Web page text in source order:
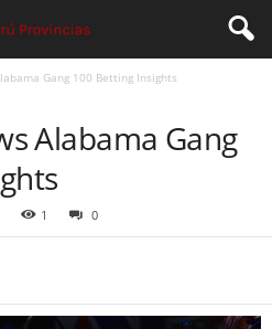
Gang 100 Betting Insights
Alabama Gang
1 0